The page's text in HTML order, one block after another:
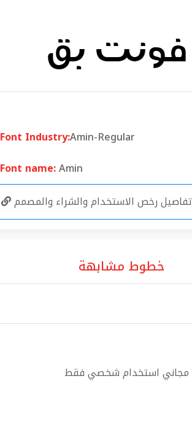
Font Industry:Amin-Regular
Font name:Amin
تفاصيل رخص الاستخدام والشراء والمصمم
خطوط مشابهة
مجاني استخدام شخصي فقط